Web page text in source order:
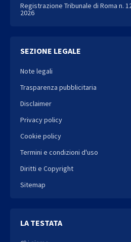
Registrazione Tribunale di Roma n.
2026
SEZIONE LEGALE
Note legali
Trasparenza pubblicitaria
Disclaimer
Privacy policy
Cookie policy
Termini e condizioni d'uso
Diritti e Copyright
Sitemap
LA TESTATA